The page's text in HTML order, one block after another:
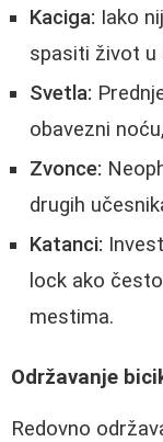
Kaciga: Iako
spasiti život u
Svetla:
obavezni
Zvonce:
drugih
Katanci:
lock ako
mestima.
Održavanje
Redovno